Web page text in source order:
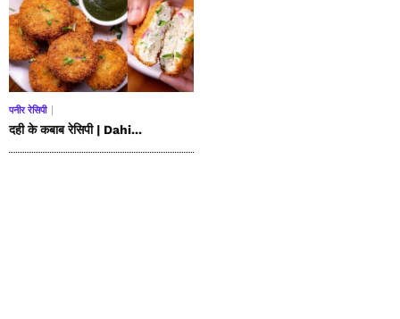
पनीर रेसिपी
दही के कबाब रेसिपी | Dahi...